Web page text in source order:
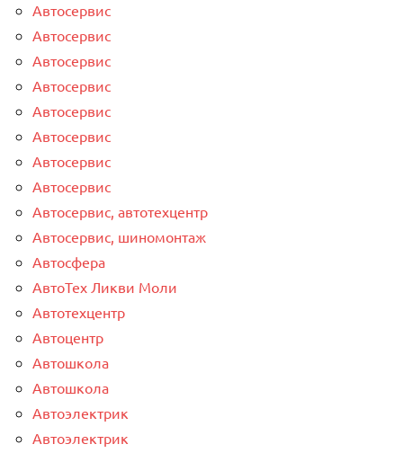
Автосервис
Автосервис
Автосервис
Автосервис
Автосервис
Автосервис
Автосервис
Автосервис
Автосервис, автотехцентр
Автосервис, шиномонтаж
Автосфера
АвтоТех Ликви Моли
Автотехцентр
Автоцентр
Автошкола
Автошкола
Автоэлектрик
Автоэлектрик